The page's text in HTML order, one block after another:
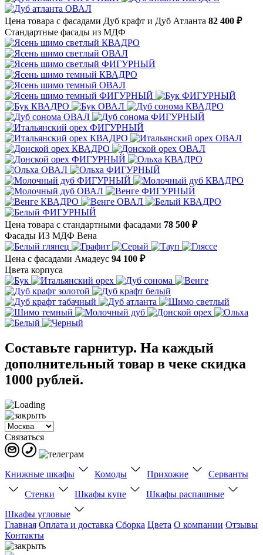
Цена товара с фасадами Дуб крафт и Дуб Атланта 82 400 ₽
Стандартные фасады из МДФ
Цена товара с стандартными фасадами 78 500 ₽
Фасады ИЗ МДФ Вена
Цена с фасадами Амадеус 94 100 ₽
Цвета корпуса
Составьте гарнитур. На каждый
дополнительный товар в чеке скидка
1000 рублей.
Связаться
Книжные шкафы Комоды Прихожие
Серванты
Стенки
Шкафы купе
Шкафы распашные
Шкафы угловые
Главная Оплата и доставка Сборка Цвета О компании Отзывы
Контакты